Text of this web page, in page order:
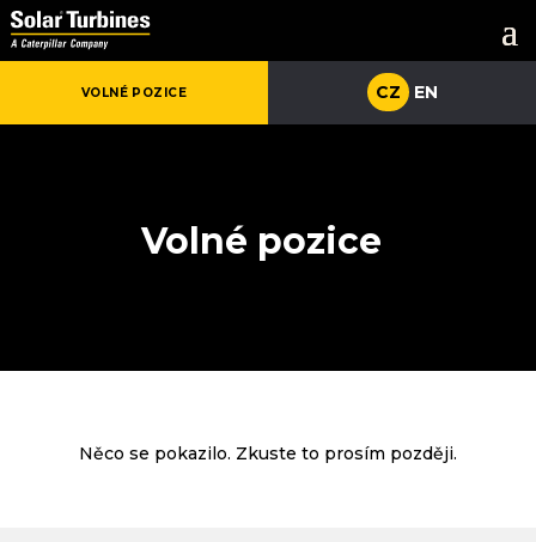
VOLNÉ POZICE CZ EN
VOLNÉ POZICE CZ EN
Volné pozice
Něco se pokazilo. Zkuste to prosím později.